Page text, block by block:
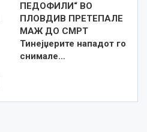
ПЕДОФИЛИ“ ВО
ПЛОВДИВ ПРЕТЕПАЛЕ
МАЖ ДО СМРТ
Тинејџерите нападот го
снимале…